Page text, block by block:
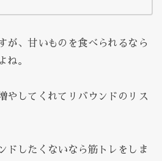
が、甘いものを食べられるなら
ね。
やしてくれてリバウンドのリス
ドしたくないなら筋トレをしま